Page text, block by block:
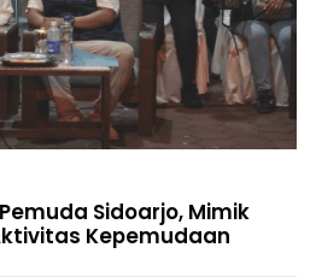
Sidoarjo, Mimik
Kepemudaan